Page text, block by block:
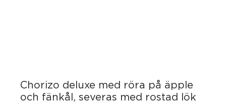
Chorizo deluxe med röra på äpple
och fänkål, severas med rostad lök